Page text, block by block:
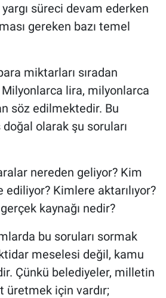
süreci devam ederken
gereken bazı temel
miktarları sıradan
lira, milyonlarca
söz edilmektedir. Bu
olarak şu soruları
nereden geliyor? Kim
Kimlere aktarılıyor?
kaynağı nedir?
bu soruları sormak
meselesi değil, kamu
Çünkü belediyeler, milletin
için vardır;